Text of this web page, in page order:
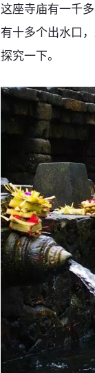
这座寺庙有一千
有十多个出水口
探究一下。